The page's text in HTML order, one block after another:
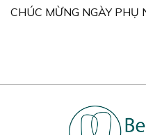
CHÚC MỪNG NGÀY